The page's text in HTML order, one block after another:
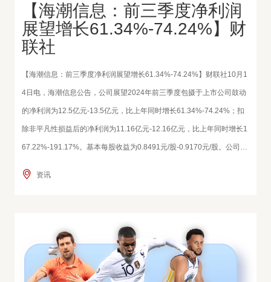
【海潮信息：前三季度净利润
展望增长61.34%-74.24%】财
联社
【海潮信息：前三季度净利润展望增长61.34%-74.24%】财联社10月1
4日电，海潮信息公告，公司展望2024年前三季度包摄于上市公司鼓动
的净利润为12.5亿元-13.5亿元，比上年同时增长61.34%-74.24%；扣
除非平凡性损益后的净利润为11.16亿元-12.16亿元，比上年同时增长1
67.22%-191.17%。基本每股收益为0.8491元/股-0.9170元/股。公司展
资讯